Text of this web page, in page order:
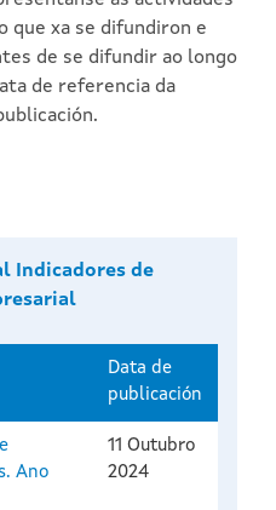
que xa se difundiron e
de se difundir ao longo
de referencia da
Indicadores de
Data de
publicación
Ano
11 Outubro
2024